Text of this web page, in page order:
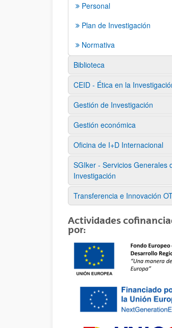
Personal
Plan de Investigación
Normativa
Biblioteca
CEID - Ética en la
Gestión de Investigación
Gestión económica
Oficina de I+D Internacional
SGIker - Servicios Generales
Investigación
Transferencia e Innovación
Actividades
por: